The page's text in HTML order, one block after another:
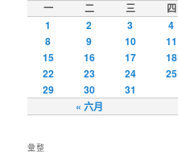
一 二 三 四
« 六月
1 2 3 4
8
9 10 11
15
16 17 18
22
23 24 25
29
30 31
彙整